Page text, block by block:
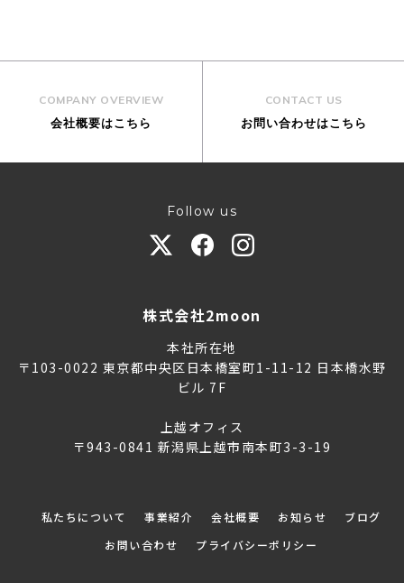
COMPANY OVERVIEW
会社概要はこちら
CONTACT US
お問い合わせはこちら
Follow us
株式会社2moon
本社所在地
〒103-0022 東京都中央区日本橋室町1-11-12 日本橋水野
ビル 7F
上越オフィス
〒943-0841 新潟県上越市南本町3-3-19
私たちについて 事業紹介 会社概要 お知らせ
ブログ
お問い合わせ
プライバシーポリシー